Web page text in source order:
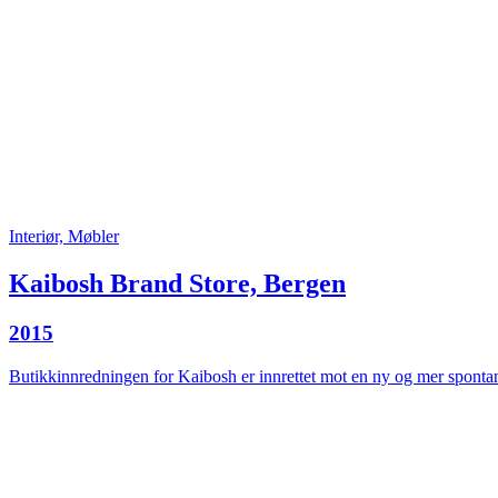
Interiør, Møbler
Kaibosh Brand Store, Bergen
2015
Butikkinnredningen for Kaibosh er innrettet mot en ny og mer